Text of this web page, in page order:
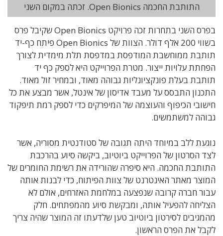
התותבת החכמה Open Bionics. זכתה במקום השני
בפרס השני בתחרות זכה פרויקט Open Bionics שקיבל פרס
בשווי 200 אלף דולר. הצוות של Open Bionics פיתח כף-יד
תותבת ממוחשבת המודפסת במדפסת תלת מימדית לצורך
הפחתת עלויות ייצור. מטרת הפרוייקט היא לספק כף יד
תותבת בעלת פונקציונליות גבוהה מאוד, ובמחיר זול מאוד.
התכנון התבסס על מעבד אדיסון של אינטל, אשר מבצע את כל
חישובי הכיפוף והעוצמה של המיפרקים כדי לספק רמת תיפקוד
גבוהה למשתמשים.
נוגעת ללב במיוחד היתה תגובה של סטודנטית מסוריה, אשר
לצד הסרטון של הפרוייקט ביוטיוב, ביקשה סיוע בהרכבת
התותבת החכמה. היא סיפרה שהורידה את רשימת החומרים של
המוצר מאתר האינטרנט של צוות הפיתוח, כדי לבנות אותה
עבור חברה קרובה שנפצעה במלחמת האזרחים, אולם לא
הצליחה להפעיל אותה, ומבקשת סיוע מהמפתחים. חלק
מהמגיבים לסירטון ביוטיוב טען שלדעתו זה המוצר שהיה צריך
לקבל את הפרס הראשון.